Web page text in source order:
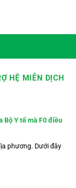
HỆ MIỄN DỊCH
Bộ Y tế mà F0 điều
phương. Dưới đây